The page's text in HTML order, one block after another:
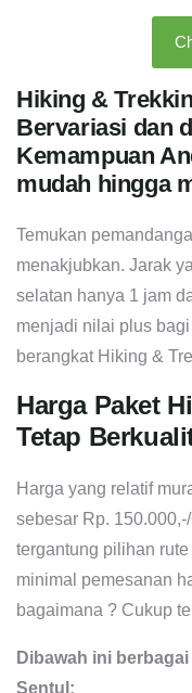
Hiking &
Bervariasi dan
Kemampuan
mudah hingga
Temukan
menakjubkan. Jarak
selatan hanya 1 jam
menjadi nilai plus
berangkat Hiking &
Harga Paket
Tetap
Harga yang relatif
sebesar Rp.
tergantung pilihan
minimal pemesanan
bagaimana ? Cukup
Dibawah ini
Sentul: